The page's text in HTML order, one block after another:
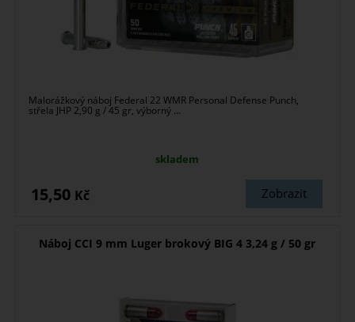
Malorážkový náboj Federal 22 WMR Personal Defense Punch,
střela JHP 2,90 g / 45 gr, výborný ...
skladem
Zobrazit
15,50 Kč
Náboj CCI 9 mm Luger brokový BIG 4 3,24 g / 50 gr